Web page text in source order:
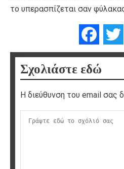
το υπερασπίζεται σαν
Σχολιάστε εδώ
Η διεύθυνση του email σας